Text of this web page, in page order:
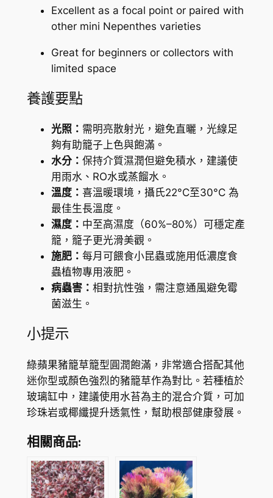
Excellent as a focal point or paired with
other mini Nepenthes varieties
Great for beginners or collectors with
limited space
養護要點
光照： 需明亮散射光，避免直曬，光線足
夠有助籠子上色與飽滿。
水分： 保持介質濕潤但避免積水，建議使
用雨水、RO水或蒸餾水。
溫度： 喜溫暖環境，攝氏22°C至30°C 為
最佳生長溫度。
濕度： 中至高濕度（60%–80%）可穩定產
籠，籠子更光滑美觀。
施肥： 每月可餵食小昆蟲或施用低濃度食
蟲植物專用液肥。
病蟲害： 相對抗性強，需注意通風避免霉
菌滋生。
小提示
綠蘋果豬籠草籠型圓潤飽滿，非常適合搭配其他
迷你型或顏色強烈的豬籠草作為對比。若種植於
玻璃缸中，建議使用水苔為主的混合介質，可加
珍珠岩或椰纖提升透氣性，幫助根部健康發展。
相關商品: